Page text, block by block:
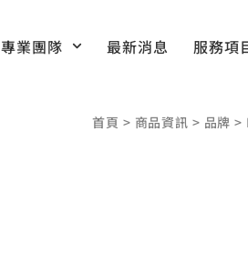
專業團隊 最新消息 服務項
首頁 > 商品資訊 > 品牌 >